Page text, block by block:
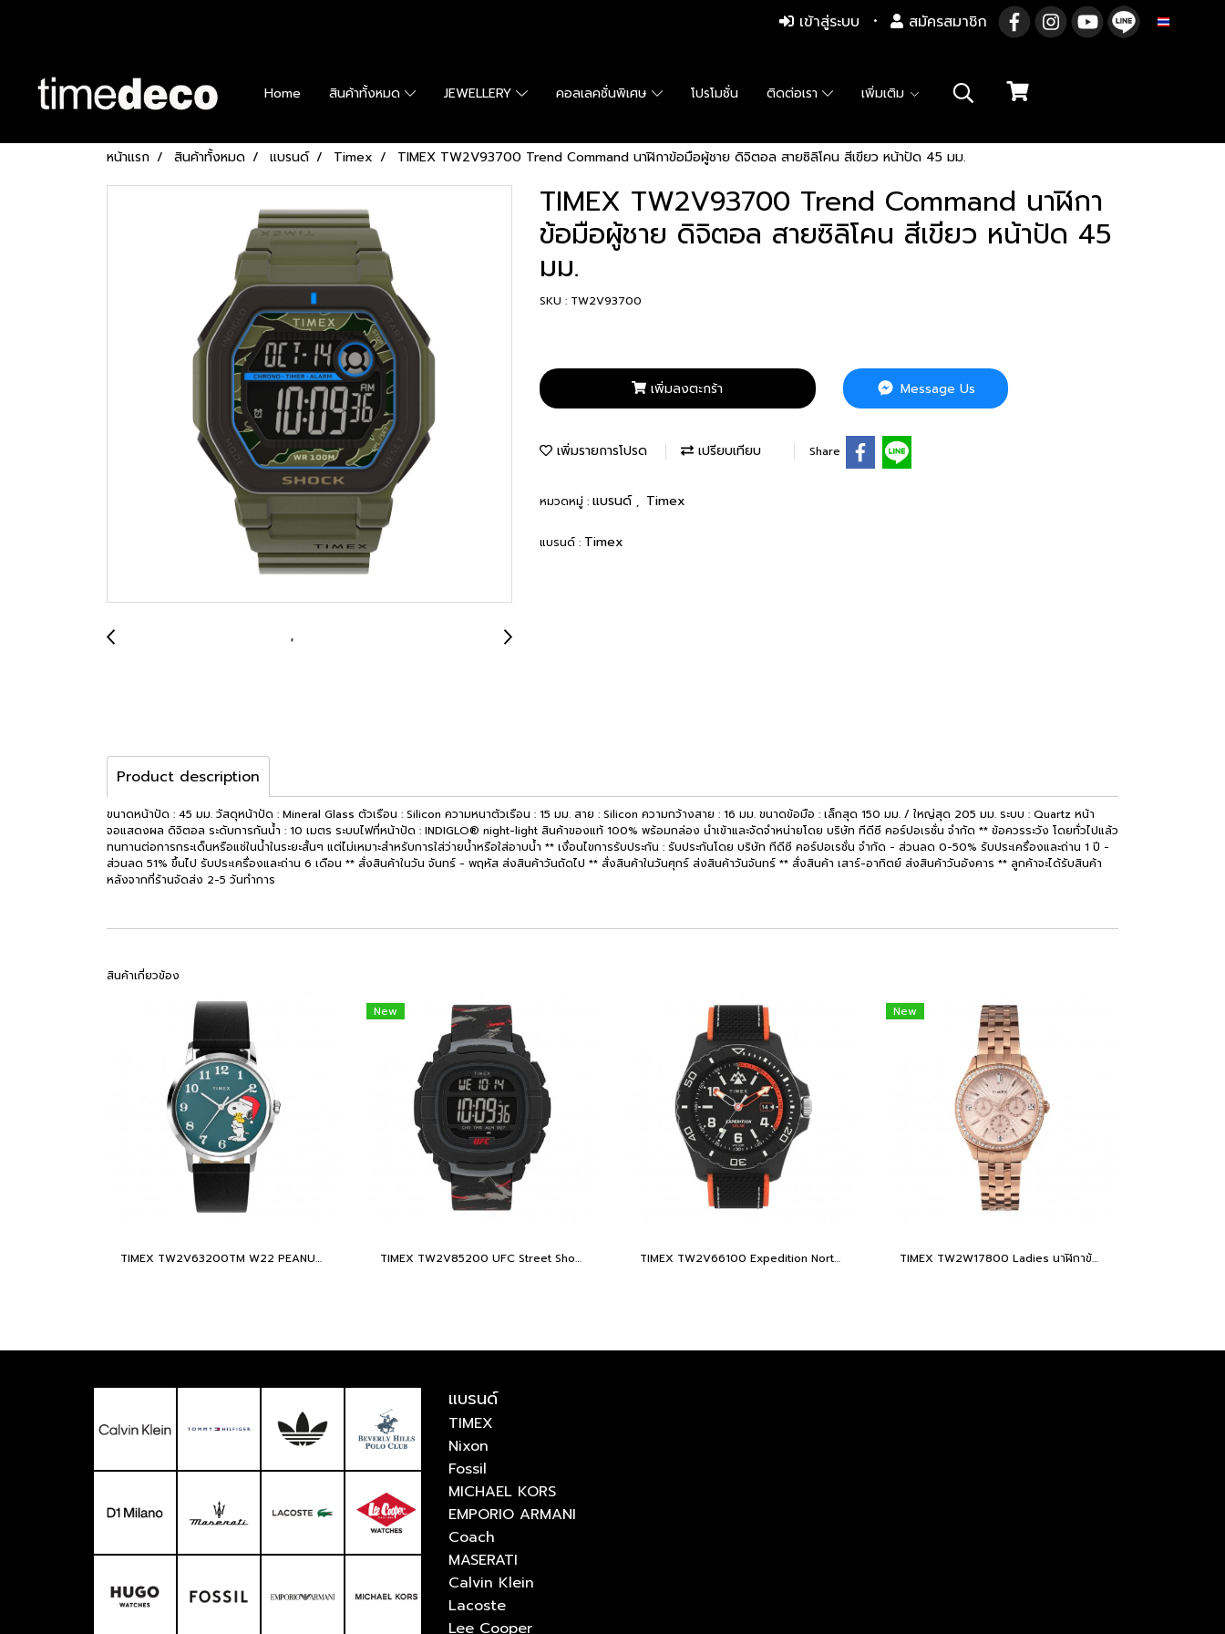
เข้าสู่ระบบ สมัครสมาชิก
Home สินค้าทั้งหมด JEWELLERY คอลเลคชั่นพิเศษ โปรโมชั่น ติดต่อเรา เพิ่มเติม
หน้าแรก สินค้าทั้งหมด แบรนด์ Timex TIMEX TW2V93700 Trend Command นาฬิกาข้อมือผู้ชาย ดิจิตอล สายซิลิโคน สีเขียว หน้าปัด 45 มม.
TIMEX TW2V93700 Trend Command นาฬิกา
ข้อมือผู้ชาย ดิจิตอล สายซิลิโคน สีเขียว หน้าปัด 45
มม.
SKU : TW2V93700
เพิ่มลงตะกร้า Message Us
เพิ่มรายการโปรด เปรียบเทียบ Share
หมวดหมู่ : แบรนด์ , Timex
แบรนด์ : Timex
Product description
ขนาดหน้าปัด : 45 มม. วัสดุหน้าปัด : Mineral Glass ตัวเรือน : Silicon ความหนาตัวเรือน : 15 มม. สาย : Silicon ความกว้างสาย : 16 มม. ขนาดข้อมือ : เล็กสุด 150 มม. / ใหญ่สุด 205 มม. ระบบ : Quartz หน้า
จอแสดงผล ดิจิตอล ระดับการกันน้ำ : 10 เมตร ระบบไฟที่หน้าปัด : INDIGLO® night-light สินค้าของแท้ 100% พร้อมกล่อง นำเข้าและจัดจำหน่ายโดย บริษัท ทีดีซี คอร์ปอเรชั่น จำกัด ** ข้อควรระวัง โดยทั่วไปแล้ว
ทนทานต่อการกระเด็นหรือแช่ในน้ำในระยะสั้นๆ แต่ไม่เหมาะสำหรับการใส่ว่ายน้ำหรือใส่อาบน้ำ ** เงื่อนไขการรับประกัน : รับประกันโดย บริษัท ทีดีซี คอร์ปอเรชั่น จำกัด - ส่วนลด 0-50% รับประเครื่องและถ่าน 1 ปี -
ส่วนลด 51% ขึ้นไป รับประเครื่องและถ่าน 6 เดือน ** สั่งสินค้าในวัน จันทร์ - พฤหัส ส่งสินค้าวันถัดไป ** สั่งสินค้าในวันศุกร์ ส่งสินค้าวันจันทร์ ** สั่งสินค้า เสาร์-อาทิตย์ ส่งสินค้าวันอังคาร ** ลูกค้าจะได้รับสินค้า
หลังจากที่ร้านจัดส่ง 2-5 วันทำการ
สินค้าเกี่ยวข้อง
TIMEX TW2V63200TM W22 PEANUTS MARLIN SNOOPY
New
TIMEX TW2V85200 UFC Street Shock XL Fight Week นาฬิกาข้อมือผู้ชาย สายซิลิโคน สีดำ หน้าปัด 45 มม. TIMEX TW2V66100 Expedition North® Freedive Ocea นาฬิกาข้อมือผู้ชาย สายผลิตจากวัสดุใต้ทะเลลึก สีดำ/ส้ม หน้าปัด 46 มม.
New
TIMEX TW2W17800 Ladies นาฬิกาข้อมือผู้หญิง สายสแตนเลส สีโรสโกลด์ หน้าปัด 36 มม.
แบรนด์
TIMEX
Nixon
Fossil
MICHAEL KORS
EMPORIO ARMANI
Coach
MASERATI
Calvin Klein
Lacoste
Lee Cooper